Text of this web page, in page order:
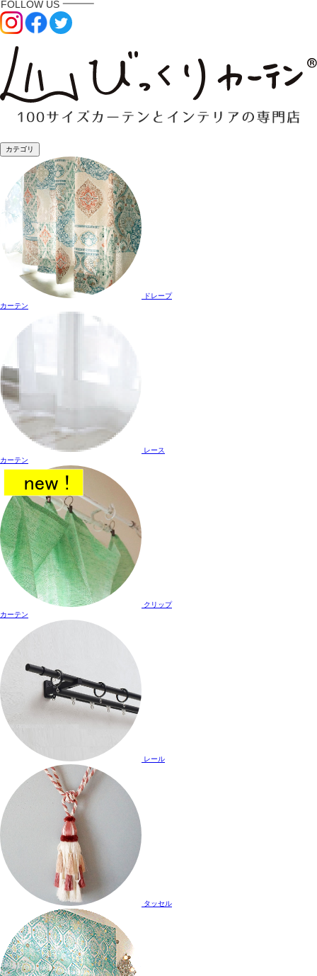
カテゴリ
ドレープ
カーテン
レース
カーテン
クリップ
カーテン
レール
タッセル